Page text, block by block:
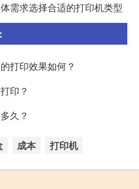
需求选择合适的打印机类型
打印效果如何？
印？
久？
成本 打印机